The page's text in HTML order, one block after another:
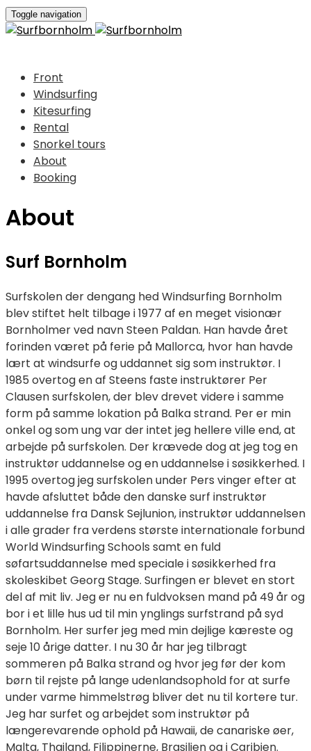
Toggle navigation
Front
Windsurfing
Kitesurfing
Rental
Snorkel tours
About
Booking
About
Surf Bornholm
Surfskolen der dengang hed Windsurfing Bornholm
blev stiftet helt tilbage i 1977 af en meget visionær
Bornholmer ved navn Steen Paldan. Han havde året
forinden været på ferie på Mallorca, hvor han havde
lært at windsurfe og uddannet sig som instruktør. I
1985 overtog en af Steens faste instruktører Per
Clausen surfskolen, der blev drevet videre i samme
form på samme lokation på Balka strand. Per er min
onkel og som ung var der intet jeg hellere ville end, at
arbejde på surfskolen. Der krævede dog at jeg tog en
instruktør uddannelse og en uddannelse i søsikkerhed. I
1995 overtog jeg surfskolen under Pers vinger efter at
havde afsluttet både den danske surf instruktør
uddannelse fra Dansk Sejlunion, instruktør uddannelsen
i alle grader fra verdens største internationale forbund
World Windsurfing Schools samt en fuld
søfartsuddannelse med speciale i søsikkerhed fra
skoleskibet Georg Stage. Surfingen er blevet en stort
del af mit liv. Jeg er nu en fuldvoksen mand på 49 år og
bor i et lille hus ud til min ynglings surfstrand på syd
Bornholm. Her surfer jeg med min dejlige kæreste og
seje 10 årige datter. I nu 30 år har jeg tilbragt
sommeren på Balka strand og hvor jeg før der kom
børn til rejste på lange udenlandsophold for at surfe
under varme himmelstrøg bliver det nu til kortere tur.
Jeg har surfet og arbejdet som instruktør på
længerevarende ophold på Hawaii, de canariske øer,
Malta, Thailand, Filippinerne, Brasilien og i Caribien.